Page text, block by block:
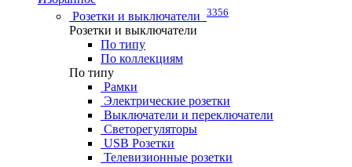
Розетки и выключатели 3356
Розетки и выключатели
По типу
По коллекциям
По типу
Рамки
Электрические розетки
Выключатели и переключатели
Светорегуляторы
USB Розетки
Телевизионные розетки